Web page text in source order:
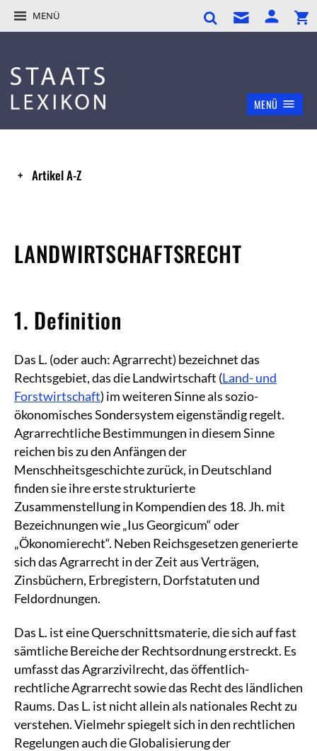
MENÜ
MENÜ
Artikel A-Z
LANDWIRTSCHAFTSRECHT
1. Definition
Das L. (oder auch: Agrarrecht) bezeichnet das
Rechtsgebiet, das die Landwirtschaft (Land- und
Forstwirtschaft) im weiteren Sinne als sozio-
ökonomisches Sondersystem eigenständig regelt.
Agrarrechtliche Bestimmungen in diesem Sinne
reichen bis zu den Anfängen der
Menschheitsgeschichte zurück, in Deutschland
finden sie ihre erste strukturierte
Zusammenstellung in Kompendien des 18. Jh. mit
Bezeichnungen wie „Ius Georgicum“ oder
„Ökonomierecht“. Neben Reichsgesetzen generierte
sich das Agrarrecht in der Zeit aus Verträgen,
Zinsbüchern, Erbregistern, Dorfstatuten und
Feldordnungen.
Das L. ist eine Querschnittsmaterie, die sich auf fast
sämtliche Bereiche der Rechtsordnung erstreckt. Es
umfasst das Agrarzivilrecht, das öffentlich-
rechtliche Agrarrecht sowie das Recht des ländlichen
Raums. Das L. ist nicht allein als nationales Recht zu
verstehen. Vielmehr spiegelt sich in den rechtlichen
Regelungen auch die Globalisierung der